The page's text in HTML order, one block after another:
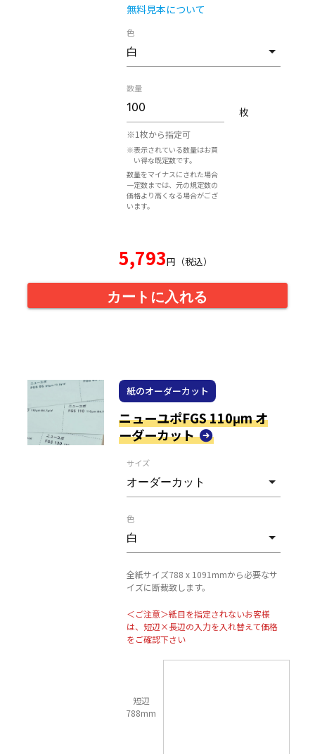
無料見本について
色
数量
※1枚から指定可
※表示されている数量はお買
い得な既定数です。
数量をマイナスにされた場合
一定数までは、元の規定数の
価格より高くなる場合がござ
います。
枚
5,793円（税込）
カートに入れる
紙のオーダーカット
ニューユポFGS 110μm オ
ーダーカット
サイズ
色
全紙サイズ788 x 1091mmから必要なサ
イズに断裁致します。
＜ご注意＞紙目を指定されないお客様
は、短辺×長辺の入力を入れ替えて価格
をご確認下さい
短辺
788mm